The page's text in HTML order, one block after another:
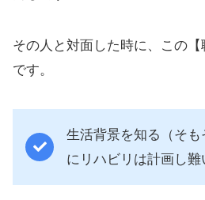
その人と対面した時に、この
です。
生活背景を知る（そ
にリハビリは計画し難